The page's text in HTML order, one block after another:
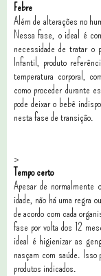
Febre
Além de alterações no
Nessa fase, o ideal é
necessidade de tratar o
Infantil, produto
temperatura corporal,
como proceder durante
pode deixar o bebê
nesta fase de transição.
>
Tempo certo
Apesar de
idade, não há uma regra
de acordo com cada
fase por volta dos 12
ideal é higienizar as
nasçam com saúde.
produtos indicados.